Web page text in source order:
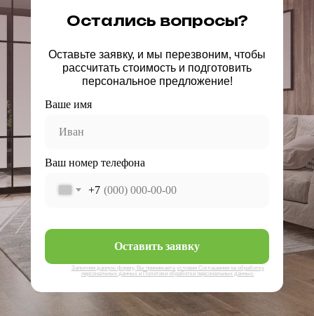
Остались вопросы?
Оставьте заявку, и мы перезвоним, чтобы
рассчитать стоимость и подготовить
персональное предложение!
Ваше имя
Ваш номер телефона
+7
Оставить заявку
Заполняя данную форму, Вы принимаете условия Соглашения на обработку
персональных данных и Политики обработки персональных данных.